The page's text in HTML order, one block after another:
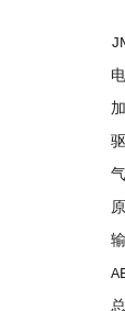
电
加
驱
气
原
输
AB
总